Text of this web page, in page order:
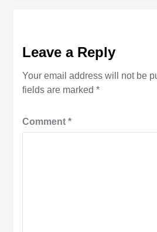
Leave a Reply
Your email address will not be
fields are marked*
Comment*